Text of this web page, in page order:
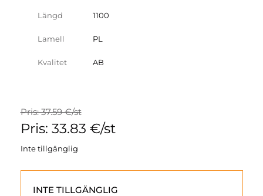
Längd 1100
Lamell PL
Kvalitet AB
Pris: 37.59 €/st
Pris: 33.83 €/st
Inte tillgänglig
INTE TILLGÄNGLIG